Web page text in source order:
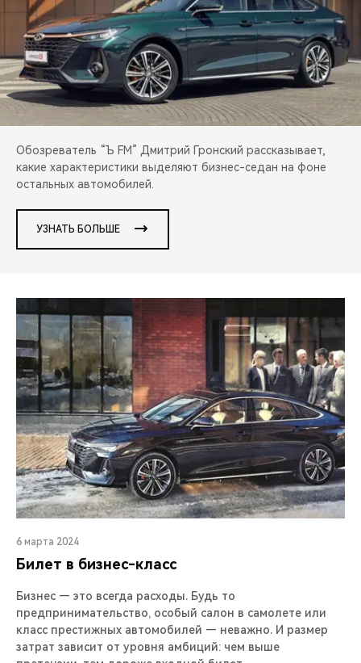
CHERY И СПОРТ
НАШИ МЕРОПРИЯТИЯ
ВИДЕООБЗОРЫ
Обозреватель “Ъ FM” Дмитрий Гронский рассказывает,
какие характеристики выделяют бизнес-седан на фоне
остальных автомобилей.
УЗНАТЬ БОЛЬШЕ
6 марта 2024
Билет в бизнес-класс
Бизнес — это всегда расходы. Будь то
предпринимательство, особый салон в самолете или
класс престижных автомобилей — неважно. И размер
затрат зависит от уровня амбиций: чем выше